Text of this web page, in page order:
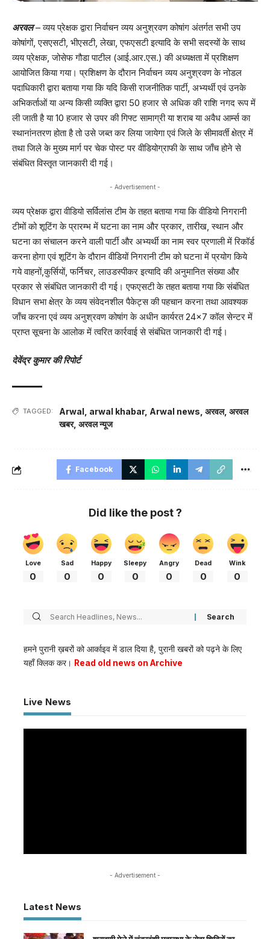
अरवल– व्यय प्रेक्षक द्वारा निर्वाचन व्यय अनुश्रवण कोषांग अंतर्गत सभी उप
कोषांगों, एसएसटी, भीएसटी, लेखा, एफएसटी इत्यादि के सभी सदस्यों के साथ
व्यय प्रेक्षक, जोसेफ गौडा पाटील (आई.आर.एस.) की अध्यक्षता में प्रशिक्षण
आयोजित किया गया। प्रशिक्षण के दौरान निर्वाचन व्यय अनुश्रवण के नोडल
पदाधिकारी द्वारा बताया गया कि यदि किसी राजनीतिक पार्टी, अभ्यर्थी एवं उनके
अभिकर्ताओं या अन्य किसी व्यक्ति द्वारा 50 हजार से अधिक की राशि नगद रूप में
ली जाती है या 10 हजार से उपर की गिफ्ट सामाग्री या शराब या अवैध आर्म्स का
स्थानांनतरण होता है तो उसे जब्त कर लिया जायेगा एवं जिले के सीमावर्ती क्षेत्र में
तथा जिले के मुख्य मार्ग पर चेक पोस्ट पर वीडियोग्राफी के साथ जाँच होने से
संबंधित विस्तृत जानकारी दी गई।
- Advertisement -
व्यय प्रेक्षक द्वारा वीडियो सर्विलांस टीम के तहत बताया गया कि वीडियो निगरानी
टीमों को शूटिंग के प्रारम्भ में घटना का नाम और प्रकार, तारीख, स्थान और
घटना का संचालन करने वाली पार्टी और अभ्यर्थी का नाम स्वर प्रणाली में रिकॉर्ड
करना होगा एवं शूटिंग के दौरान वीडियों निगरानी टीम को घटना में प्रयोग किये
गये वाहनों,कुर्सियों, फर्निचर, लाउडस्पीकर इत्यादि की अनुमानित संख्या और
प्रकार से संबंधित जानकारी दी गई। एफएसटी के तहत बताया गया कि संबंधित
विधान सभा क्षेत्र के व्यय संवेदनशील पैकेट्स की पहचान करना तथा आवश्यक
जाँच करना एवं व्यय अनुश्रवण कोषांग के अधीन कार्यरत 24×7 कॉल सेन्टर में
प्राप्त सूचना के आलोक में त्वरित कार्रवाई से संबंधित जानकारी दी गई।
देवेंद्र कुमार की रिपोर्ट
TAGGED: Arwal arwal khabar, Arwal news अरवल, अरवल
खबर, अरवल न्यूज
Facebook
Did like the post ?
Love
0
Sad
0
Happy
0
Sleepy
0
Angry
0
Dead
0
Wink
0
हमने पुरानी ख़बरों को आर्काइव में डाल दिया है, पुरानी खबरों को पढ़ने के लिए
यहाँ क्लिक कर। Read old news on Archive
Live News
- Advertisement -
Latest News